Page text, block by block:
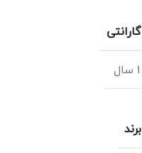
گارانتی
1 سال
برند